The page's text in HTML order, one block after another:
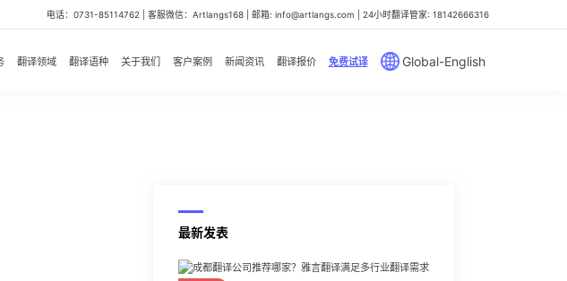
电话：0731-85114762 | 客服微信：Artlangs168 | 邮箱: info@artlangs.com | 24小时翻译管家: 18142666316
翻译领域 翻译语种 关于我们 客户案例 新闻资讯 翻译报价 免费试译 Global-English
最新发表